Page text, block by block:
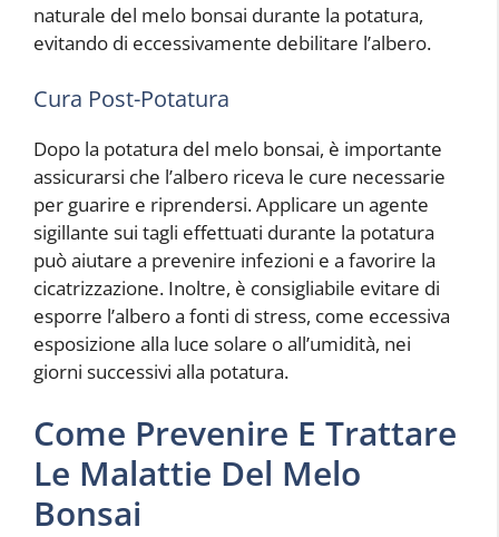
naturale del melo bonsai durante la potatura,
evitando di eccessivamente debilitare l’albero.
Cura Post-Potatura
Dopo la potatura del melo bonsai, è importante
assicurarsi che l’albero riceva le cure necessarie
per guarire e riprendersi. Applicare un agente
sigillante sui tagli effettuati durante la potatura
può aiutare a prevenire infezioni e a favorire la
cicatrizzazione. Inoltre, è consigliabile evitare di
esporre l’albero a fonti di stress, come eccessiva
esposizione alla luce solare o all’umidità, nei
giorni successivi alla potatura.
Come Prevenire E Trattare
Le Malattie Del Melo
Bonsai